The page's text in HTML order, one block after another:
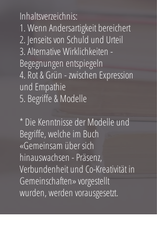
Inhaltsverzeichnis:
1. Wenn Andersartigkeit bereichert
2. Jenseits von Schuld und Urteil
3. Alternative Wirklichkeiten -
Begegnungen entspiegeln
4. Rot & Grün - zwischen Expression
und Empathie
5. Begriffe & Modelle
* Die Kenntnisse der Modelle und
Begriffe, welche im Buch
«Gemeinsam über sich
hinauswachsen - Präsenz,
Verbundenheit und Co-Kreativität in
Gemeinschaften» vorgestellt
wurden, werden vorausgesetzt.